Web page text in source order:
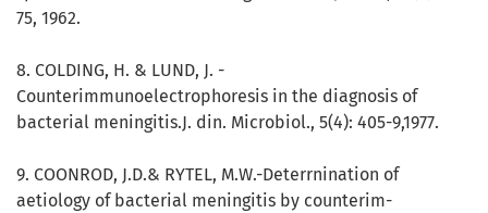
75, 1962.
8. COLDING, H. & LUND, J. -
Counterimmunoelectrophoresis in the diagnosis of
bacterial meningitis.J. din. Microbiol., 5(4): 405-9,1977.
9. COONROD, J.D.& RYTEL, M.W.-Deterrnination of
aetiology of bacterial meningitis by counterim-